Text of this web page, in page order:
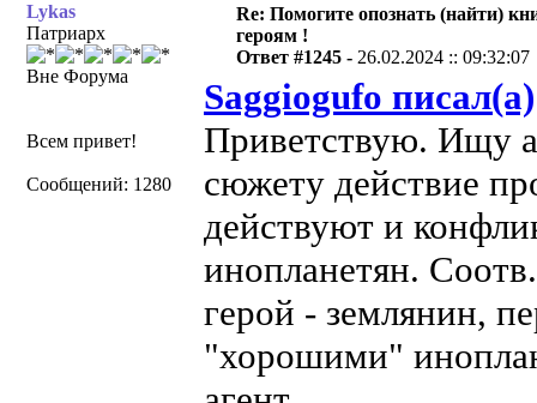
Lykas
Патриарх
Вне Форума
Всем привет!
Сообщений: 1280
Re: Помогите опознать (найти)
героям !
Ответ #1245 - 26.02.2024 :: 09:32:07
Saggiogufo писал(а)
Приветствую. Ищу
сюжету действие
действуют и
инопланетян.
герой - землянин,
"хорошими"